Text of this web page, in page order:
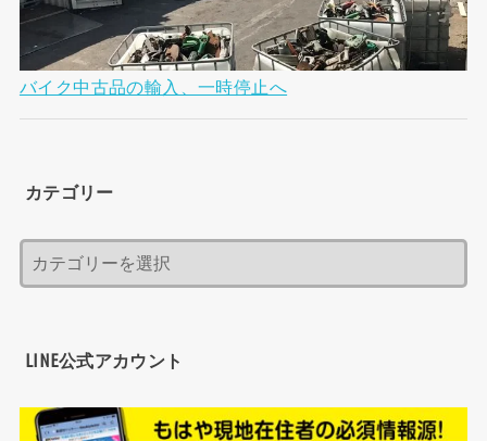
バイク中古品の輸入、一時停止へ
カテゴリー
LINE公式アカウント